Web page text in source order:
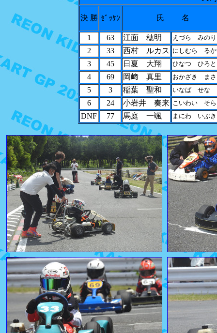
決 勝 ｾﾞｯｹﾝ 氏 名
1 63 江面 穂明 えづら みのり
2 33 西村 ルカス にしむら るか
3 45 日夏 大翔 ひなつ ひろと
4 69 岡﨑 真里 おかざき まさ
5 3 稲葉 聖和 いなば せな
6 24 小岩井 奏来 こいわい そら
DNF 77 馬庭 一颯 まにわ いぶき